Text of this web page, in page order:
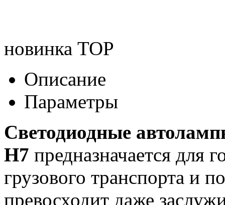
новинка TOP
Описание
Параметры
Светодиодные
H7 предназначается для
грузового транспорта и
превосходит даже